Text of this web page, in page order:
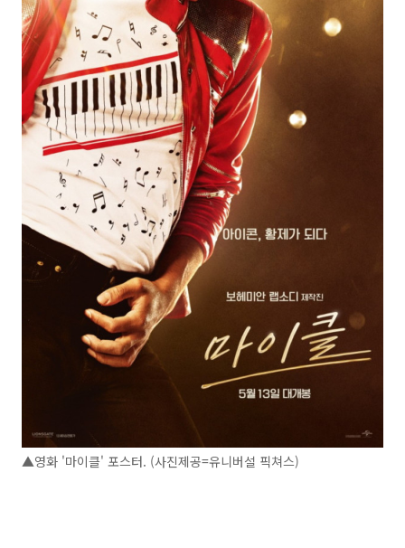
▲영화 '마이클' 포스터. (사진제공=유니버설 픽쳐스)